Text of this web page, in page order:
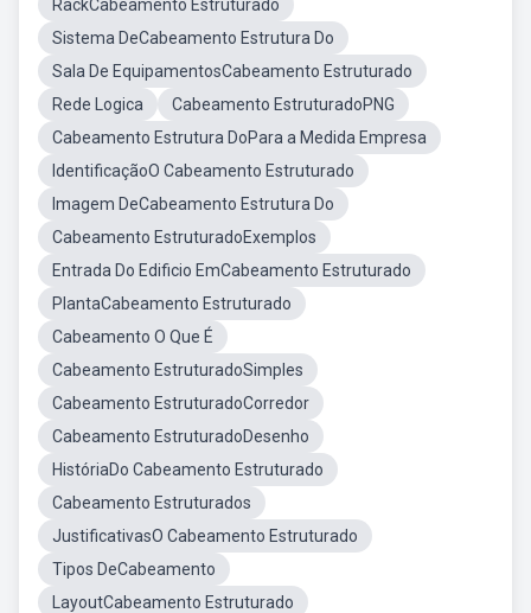
RackCabeamento Estruturado
Sistema DeCabeamento Estrutura Do
Sala De EquipamentosCabeamento Estruturado
Rede Logica
Cabeamento EstruturadoPNG
Cabeamento Estrutura DoPara a Medida Empresa
IdentificaçãoO Cabeamento Estruturado
Imagem DeCabeamento Estrutura Do
Cabeamento EstruturadoExemplos
Entrada Do Edificio EmCabeamento Estruturado
PlantaCabeamento Estruturado
Cabeamento O Que É
Cabeamento EstruturadoSimples
Cabeamento EstruturadoCorredor
Cabeamento EstruturadoDesenho
HistóriaDo Cabeamento Estruturado
Cabeamento Estruturados
JustificativasO Cabeamento Estruturado
Tipos DeCabeamento
LayoutCabeamento Estruturado